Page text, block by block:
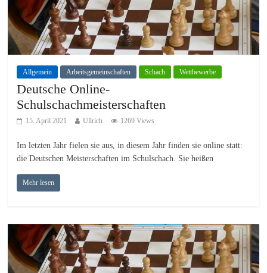
Allgemein Arbeitsgemeinschaften Schach Wettbewerbe
Deutsche Online-
Schulschachmeisterschaften
15. April 2021 Ullrich 1269 Views
Im letzten Jahr fielen sie aus, in diesem Jahr finden sie online statt:
die Deutschen Meisterschaften im Schulschach. Sie heißen
Mehr lesen